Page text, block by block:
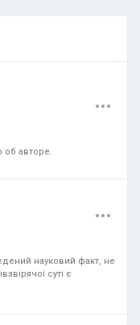
...
авторе.
...
науковий факт, не
суті є